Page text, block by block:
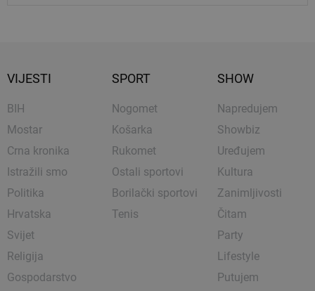
VIJESTI
BIH
Mostar
Crna kronika
Istražili smo
Politika
Hrvatska
Svijet
Religija
Gospodarstvo
SPORT
Nogomet
Košarka
Rukomet
Ostali sportovi
Borilački sportovi
Tenis
SHOW
Napredujem
Showbiz
Uređujem
Kultura
Zanimljivosti
Čitam
Party
Lifestyle
Putujem